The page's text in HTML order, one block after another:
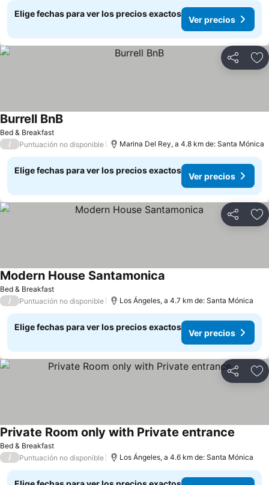
Elige fechas para ver los precios exactos
Ver precios
Compartir
Bed & Breakfast
Burrell BnB
/ Puntuación no disponible Marina Del Rey, a 4.8 km de: Santa Mónica
Elige fechas para ver los precios exactos
Ver precios
Compartir
Bed & Breakfast
Modern House Santamonica
/ Puntuación no disponible Los Ángeles, a 4.7 km de: Santa Mónica
Elige fechas para ver los precios exactos
Ver precios
Compartir
Bed & Breakfast
Private Room only with Private entrance
/ Puntuación no disponible Los Ángeles, a 4.6 km de: Santa Mónica